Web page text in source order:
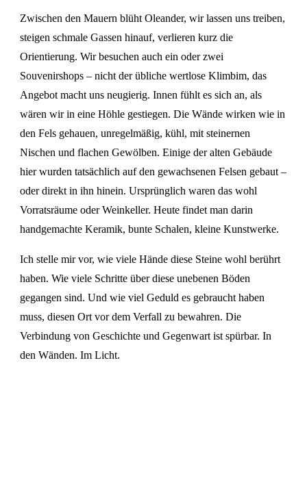
Zwischen den Mauern blüht Oleander, wir lassen uns treiben,
steigen schmale Gassen hinauf, verlieren kurz die
Orientierung. Wir besuchen auch ein oder zwei
Souvenirshops – nicht der übliche wertlose Klimbim, das
Angebot macht uns neugierig. Innen fühlt es sich an, als
wären wir in eine Höhle gestiegen. Die Wände wirken wie in
den Fels gehauen, unregelmäßig, kühl, mit steinernen
Nischen und flachen Gewölben. Einige der alten Gebäude
hier wurden tatsächlich auf den gewachsenen Felsen gebaut –
oder direkt in ihn hinein. Ursprünglich waren das wohl
Vorratsräume oder Weinkeller. Heute findet man darin
handgemachte Keramik, bunte Schalen, kleine Kunstwerke.
Ich stelle mir vor, wie viele Hände diese Steine wohl berührt
haben. Wie viele Schritte über diese unebenen Böden
gegangen sind. Und wie viel Geduld es gebraucht haben
muss, diesen Ort vor dem Verfall zu bewahren. Die
Verbindung von Geschichte und Gegenwart ist spürbar. In
den Wänden. Im Licht.